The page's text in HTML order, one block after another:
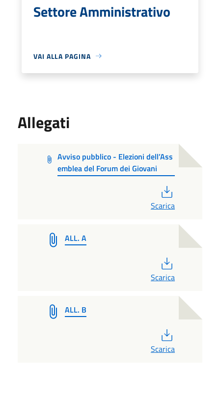
Settore Amministrativo
VAI ALLA PAGINA
Allegati
Avviso pubblico - Elezioni dell’Ass
emblea del Forum dei Giovani
Scarica
ALL. A
Scarica
ALL. B
Scarica